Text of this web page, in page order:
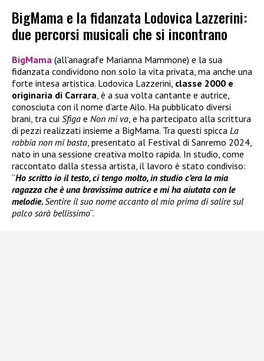
BigMama e la fidanzata Lodovica Lazzerini:
due percorsi musicali che si incontrano
BigMama (all’anagrafe Marianna Mammone) e la sua
fidanzata condividono non solo la vita privata, ma anche una
forte intesa artistica. Lodovica Lazzerini, classe 2000 e
originaria di Carrara , è a sua volta cantante e autrice,
conosciuta con il nome d’arte Ailo. Ha pubblicato diversi
brani, tra cui Sfiga e Non mi va , e ha partecipato alla scrittura
di pezzi realizzati insieme a BigMama. Tra questi spicca La
rabbia non mi basta , presentato al Festival di Sanremo 2024,
nato in una sessione creativa molto rapida. In studio, come
raccontato dalla stessa artista, il lavoro è stato condiviso:
“Ho scritto io il testo, ci tengo molto, in studio c’era la mia
ragazza che è una bravissima autrice e mi ha aiutata con le
melodie.Sentire il suo nome accanto al mio prima di salire sul
palco sarà bellissimo“.